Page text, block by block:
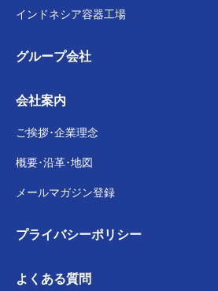
インドネシア容器工場
グループ会社
会社案内
ご挨拶･企業理念
概要･沿革･地図
メールマガジン登録
よくある質問
プライバシーポリシー